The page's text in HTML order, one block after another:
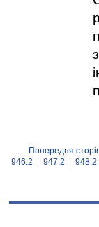
Попередня
946.2
947.2 948.2